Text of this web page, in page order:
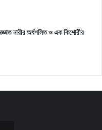
নারীর অর্ধগলিত ও এক কিশোরীর